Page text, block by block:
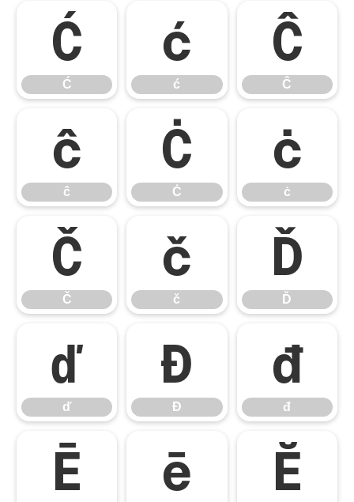
Ć
Ć
ć
ć
Ĉ
Ĉ
ĉ
ĉ
Ċ
Ċ
ċ
ċ
Č
Č
č
č
Ď
Ď
ď
ď
Đ
Đ
đ
đ
Ē ē Ĕ